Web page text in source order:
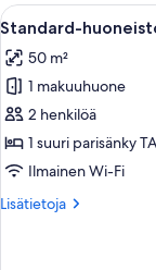
Avaa
kaikki
huonetyypin
Standard-
huoneisto,
1
makuuhuone,
alue
14
Standard-
50 m²
1 makuuhuone
2 henkilöä
1 suuri parisänky
Ilmainen Wi-Fi
Lisätietoja
Lisätietoja